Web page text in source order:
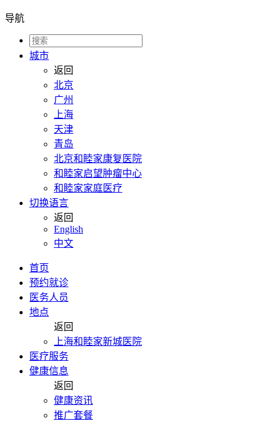
导航
城市
返回
北京
广州
上海
天津
青岛
北京和睦家康复医院
和睦家启望肿瘤中心
和睦家家庭医疗
切换语言
返回
English
中文
首页
预约就诊
医务人员
地点
返回
上海和睦家新城医院
医疗服务
健康信息
返回
健康资讯
推广套餐